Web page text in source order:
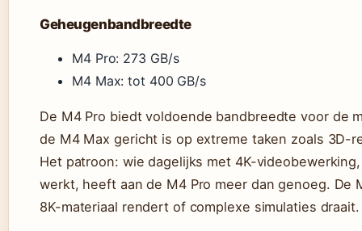
Geheugenbandbreedte
M4 Pro: 273 GB/s
M4 Max: tot 400 GB/s
De M4 Pro biedt voldoende bandbreedte voor de
de M4 Max gericht is op extreme taken zoals 3D-
Het patroon: wie dagelijks met 4K-
werkt, heeft aan de M4 Pro meer dan genoeg. De
8K-materiaal rendert of complexe simulaties draait.